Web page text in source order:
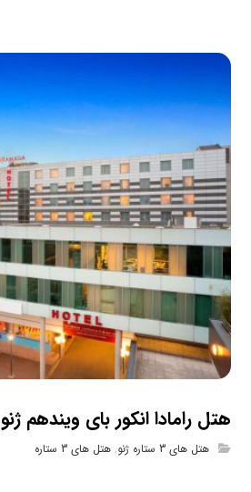
هتل رامادا انکور بای ویندهم ژنو
هتل های 3 ستاره ژنو ,هتل های 3 ستاره